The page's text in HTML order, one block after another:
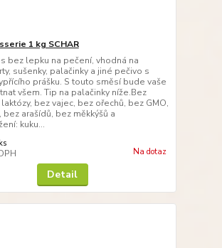
1 kg SCHAR
bez lepku na pečení, vhodná na
sušenky, palačinky a jiné pečivo s
prášku. S touto směsí bude vaše
všem. Tip na palačinky níže.Bez
bez vajec, bez ořechů, bez GMO,
bez arašídů, bez měkkýšů a
kuku...
Na dotaz
Detail